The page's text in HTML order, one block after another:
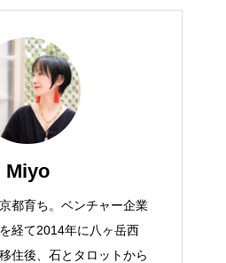
Miyo
都育ち。ベンチャー企業
経て2014年に八ヶ岳西
住後、石とタロットから